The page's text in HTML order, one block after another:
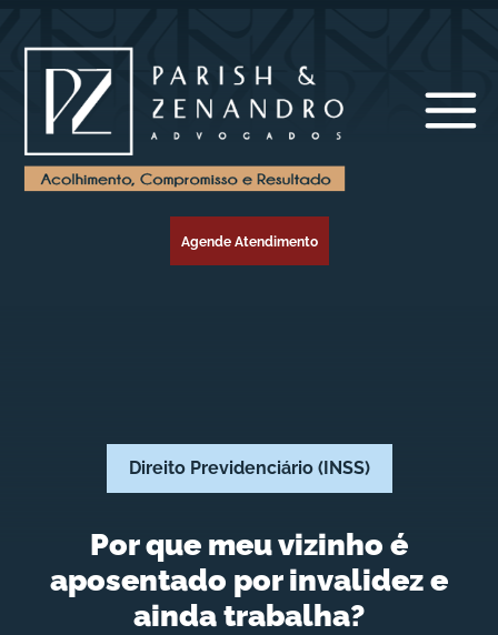
Agende Atendimento
Direito Previdenciário (INSS)
Por que meu vizinho é
aposentado por invalidez e
ainda trabalha?